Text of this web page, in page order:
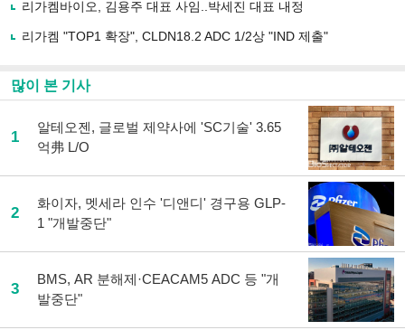
기
리가켐바이오, 김용주 대표 사임..박세진 대표 내정
리가켐 "TOP1 확장", CLDN18.2 ADC 1/2상 "IND 제출"
많이 본 기사
1
알테오젠, 글로벌 제약사에 'SC기술' 3.65
억弗 L/O
2
화이자, 멧세라 인수 '디앤디' 경구용 GLP-
1 "개발중단"
3
BMS, AR 분해제·CEACAM5 ADC 등 "개
발중단"